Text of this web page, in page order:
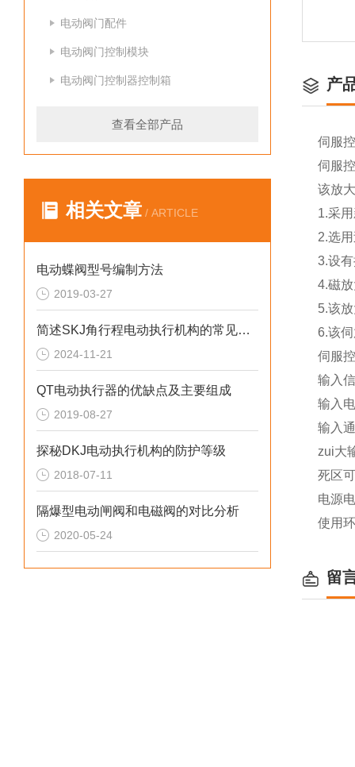
电动阀门配件
电动阀门控制模块
电动阀门控制器控制箱
查看全部产品
相关文章 / ARTICLE
电动蝶阀型号编制方法
2019-03-27
简述SKJ角行程电动执行机构的常见故障相应解决方法
2024-11-21
QT电动执行器的优缺点及主要组成
2019-08-27
探秘DKJ电动执行机构的防护等级
2018-07-11
隔爆型电动闸阀和电磁阀的对比分析
2020-05-24
产
伺服
伺服
该放
1.采
2.选
3.设
4.磁
5.该
6.该
伺服
输入
输入
输入
zui大
死区
电源
使用
留